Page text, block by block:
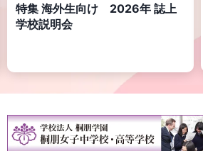
2026年 誌上
男子校・女子校
生・帰国生を